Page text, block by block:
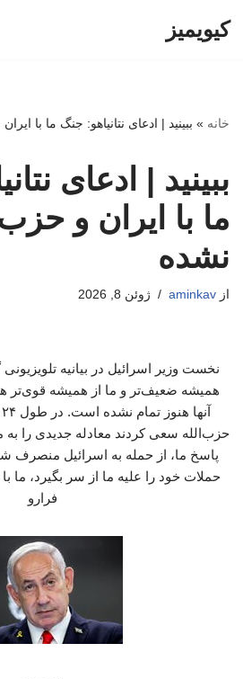
کیویمیز
خانه » ببینید | ادعای نتانیاهو: جنگ ما با
ببینید | ادعای
ما با ایران و
نشده
از aminkav ژوئن 8, 2026
نخست وزیر اسرائیل در بیانیه
همیشه ضعیف‌تر و ما از همیشه قوی‌تر
حزب‌الله سعی کردند معادله جدیدی را به
پاسخ ما، از حمله به اسرائیل منصرف
حملات خود را علیه ما از سر بگیرد، ما
فرارو